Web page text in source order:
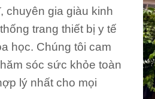
chuyên gia giàu kinh
trang thiết bị y tế
học. Chúng tôi cam
sóc sức khỏe toàn
lý nhất cho mọi